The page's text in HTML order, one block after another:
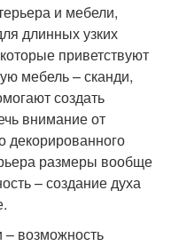
и мебели,
длинных узких
приветствуют
мебель – сканди,
создать
внимание от
декорированного
размеры вообще
– создание духа
– возможность